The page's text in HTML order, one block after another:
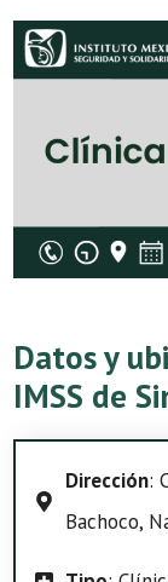
Datos y
IMSS de
Dirección:
Bachoco,